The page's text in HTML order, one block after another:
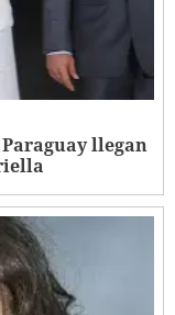
llegan